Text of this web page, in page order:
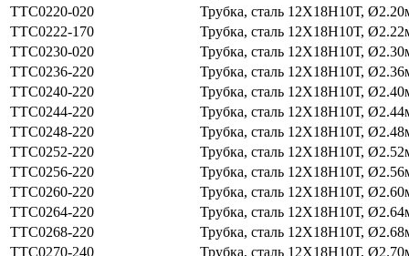
ТТС0220-020
Трубка, сталь 12Х18Н10Т,
ТТС0222-170
Трубка, сталь 12Х18Н10Т,
ТТС0230-020
Трубка, сталь 12Х18Н10Т,
ТТС0236-220
Трубка, сталь 12Х18Н10Т,
ТТС0240-220
Трубка, сталь 12Х18Н10Т,
ТТС0244-220
Трубка, сталь 12Х18Н10Т,
ТТС0248-220
Трубка, сталь 12Х18Н10Т,
ТТС0252-220
Трубка, сталь 12Х18Н10Т,
ТТС0256-220
Трубка, сталь 12Х18Н10Т,
ТТС0260-220
Трубка, сталь 12Х18Н10Т,
ТТС0264-220
Трубка, сталь 12Х18Н10Т,
ТТС0268-220
Трубка, сталь 12Х18Н10Т,
ТТС0270-240
Трубка, сталь 12Х18Н10Т,